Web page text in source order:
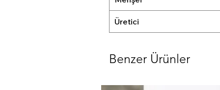
Üretici
Benzer Ürünler